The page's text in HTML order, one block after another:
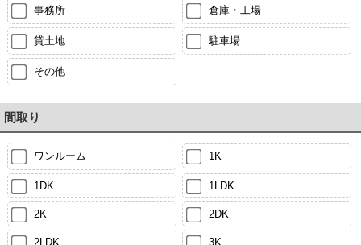
事務所 倉庫・工場
貸土地 駐車場
その他
間取り
ワンルーム 1K
1DK 1LDK
2K 2DK
2LDK 3K